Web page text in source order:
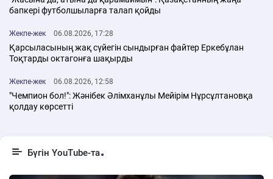
бапкері футболшыларға талап қойды
Жекпе-жек 06.08.2026, 17:28
Қарсыласының жақ сүйегін сындырған файтер Еркебұлан
Тоқтарды октагонға шақырды
Жекпе-жек 06.08.2026, 12:58
"Чемпион бол!": Жәнібек Әлімханұлы Мейірім Нұрсұлтановқа
қолдау көрсетті
Бүгін YouTube-та